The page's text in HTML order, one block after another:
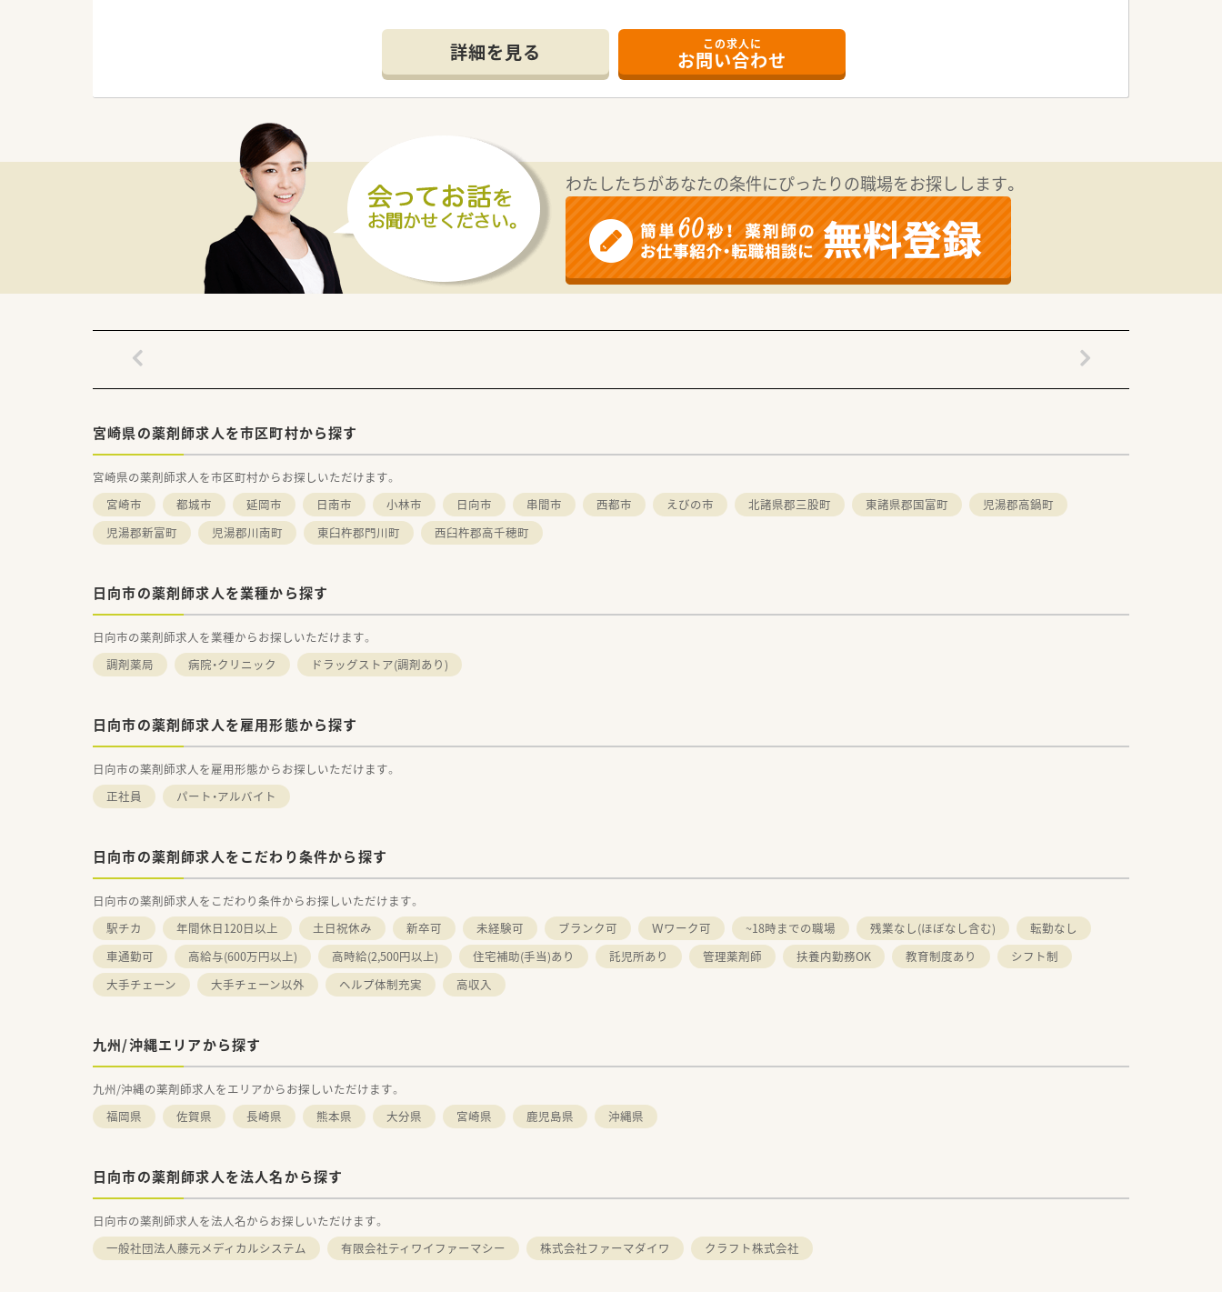
詳細を見る この求人に
お問い合わせ
わたしたちがあなたの条件にぴったりの職場をお探しします。
宮崎県の薬剤師求人を市区町村から探す
宮崎県の薬剤師求人を市区町村からお探しいただけます。
宮崎市
都城市 延岡市 日南市 小林市 日向市 串間市 西都市 えびの市 北諸県郡三股町 東諸県郡国富町
児湯郡高鍋町
児湯郡新富町
児湯郡川南町 東臼杵郡門川町 西臼杵郡高千穂町
日向市の薬剤師求人を業種から探す
日向市の薬剤師求人を業種からお探しいただけます。
調剤薬局
病院・クリニック ドラッグストア(調剤あり)
日向市の薬剤師求人を雇用形態から探す
日向市の薬剤師求人を雇用形態からお探しいただけます。
正社員
パート・アルバイト
日向市の薬剤師求人をこだわり条件から探す
日向市の薬剤師求人をこだわり条件からお探しいただけます。
駅チカ
年間休日120日以上 土日祝休み 新卒可 未経験可 ブランク可 Ｗワーク可 ~18時までの職場 残業なし(ほぼなし含む)
転勤なし
車通勤可
高給与(600万円以上) 高時給(2,500円以上) 住宅補助(手当)あり 託児所あり 管理薬剤師 扶養内勤務OK 教育制度あり
シフト制
大手チェーン
大手チェーン以外 ヘルプ体制充実 高収入
九州/沖縄エリアから探す
九州/沖縄の薬剤師求人をエリアからお探しいただけます。
福岡県
佐賀県 長崎県 熊本県 大分県 宮崎県 鹿児島県 沖縄県
日向市の薬剤師求人を法人名から探す
日向市の薬剤師求人を法人名からお探しいただけます。
一般社団法人藤元メディカルシステム
有限会社ティワイファーマシー 株式会社ファーマダイワ クラフト株式会社